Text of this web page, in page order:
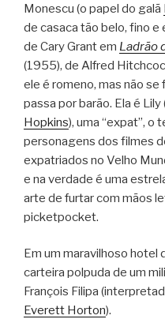
Monescu (o papel do galã
de casaca tão belo, fino e
de Cary Grant em Ladrão
(1955), de Alfred
ele é romeno, mas não se
passa por barão. Ela é
Hopkins), uma “expat”, o
personagens dos filmes
expatriados no Velho
e na verdade é uma
arte de furtar com mãos
picketpocket.
Em um maravilhoso hotel
carteira polpuda de um
François Filipa
Everett Horton).